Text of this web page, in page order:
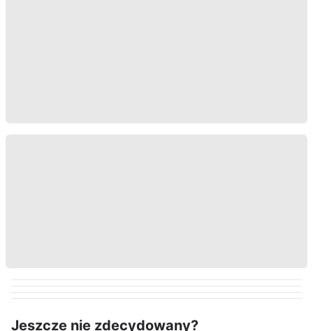
Jeszcze nie zdecydowany?